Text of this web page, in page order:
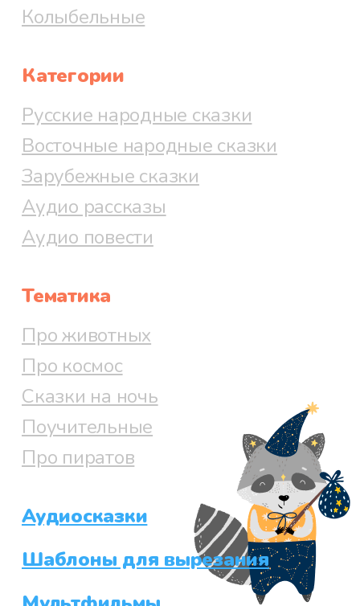
Колыбельные
Категории
Русские народные сказки
Восточные народные сказки
Зарубежные сказки
Аудио рассказы
Аудио повести
Тематика
Про животных
Про космос
Сказки на ночь
Поучительные
Про пиратов
Аудиосказки
Шаблоны для вырезания